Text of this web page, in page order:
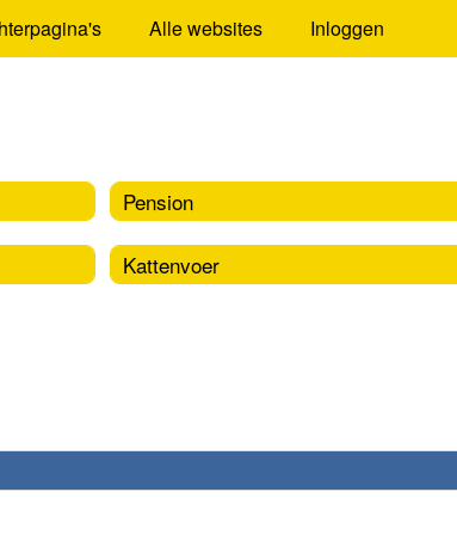
Alle websites Inloggen
Pension
Kattenvoer